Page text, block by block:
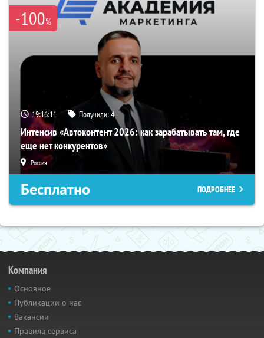
-100%
19:16:10 Получили:4
Интенсив «Автоконтент 2026: как зарабатывать там, где
еще нет конкурентов»
Россия
Бесплатно ПОДРОБНЕЕ
Компания
Основное
Публикации о нас
Вакансии
Правила сервиса